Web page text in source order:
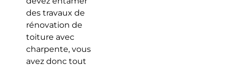
des travaux de
rénovation de
toiture avec
charpente, vous
avez donc tout